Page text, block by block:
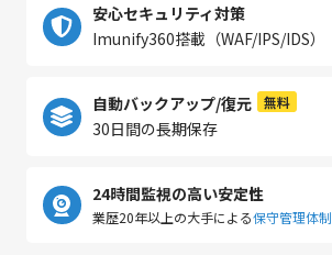
安心セキュリティ対策
Imunify360搭載（WAF/IPS/IDS）
自動バックアップ/復元 無料
30日間の長期保存
24時間監視の高い安定性
業歴20年以上の大手による保守管理体制